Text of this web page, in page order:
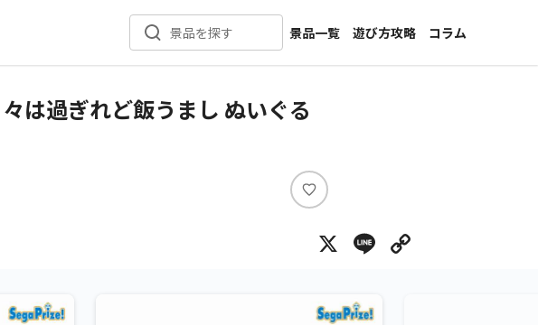
景品を探す
景品一覧
新着景品
カテゴリ一覧
遊び方攻略
コラム
インタビュー
は過ぎれど飯うまし ぬいぐる
い
ね
X Line